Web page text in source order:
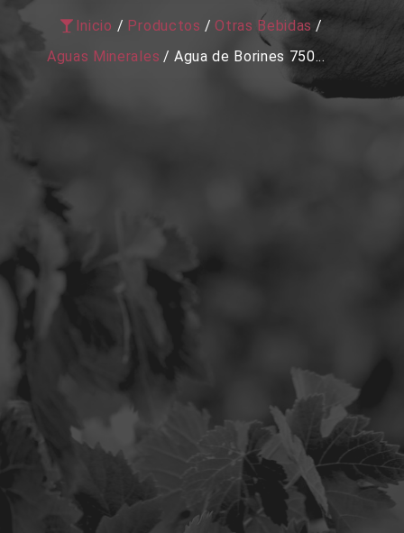
Inicio / Productos / Otras Bebidas /
Aguas Minerales / Agua de Borines 750...